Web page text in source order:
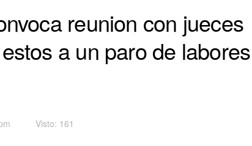
reunion con jueces
a un paro de labores
Visto: 161